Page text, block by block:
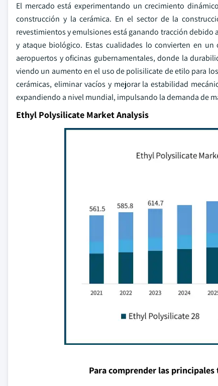
El mercado está experimentando un crecimiento
construcción y la cerámica. En el sector de la
revestimientos y emulsiones está ganando tracción debido
y ataque biológico. Estas cualidades lo convierten en
aeropuertos y oficinas gubernamentales, donde la
viendo un aumento en el uso de polisilicate de etilo para
cerámicas, eliminar vacíos y mejorar la estabilidad
expandiendo a nivel mundial, impulsando la demanda de
Ethyl Polysilicate Market Analysis
Para comprender las